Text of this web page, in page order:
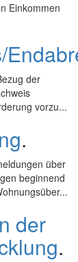
Einkommen
der
vorzu...
.
über
beginnend
der
.